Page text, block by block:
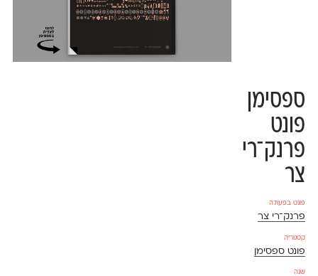
ספסימן
פונט
פרנק־רי
צר
פונט בפעולה
פרנק־רי צר
קטגוריה
פונט ספסימן
שנה